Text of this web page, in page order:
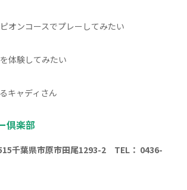
オンコースでプレーしてみたい
体験してみたい
キャディさん
倶楽部
千葉県市原市田尾1293-2 TEL： 0436-